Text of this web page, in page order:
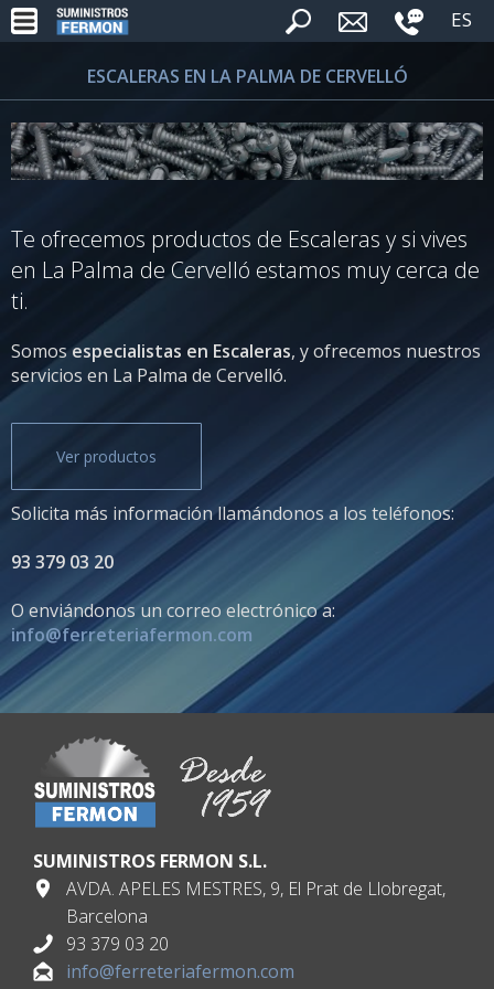
ES
ESCALERAS EN LA PALMA DE CERVELLÓ
Te ofrecemos productos de Escaleras y si vives
en La Palma de Cervelló estamos muy cerca de
ti.
Somosespecialistas en Escaleras, y ofrecemos nuestros
servicios en La Palma de Cervelló.
Ver productos
Solicita más información llamándonos a los teléfonos:
93 379 03 20
O enviándonos un correo electrónico a:
info@ferreteriafermon.com
SUMINISTROS FERMON S.L.
AVDA. APELES MESTRES, 9, El Prat de Llobregat,
Barcelona
93 379 03 20
info@ferreteriafermon.com